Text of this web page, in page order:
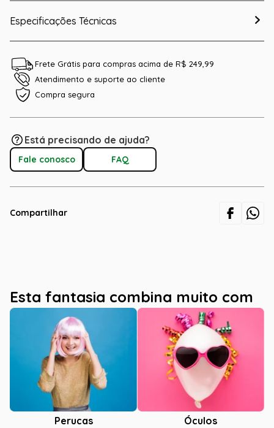
Especificações Técnicas
Frete Grátis para compras acima de R$ 249,99
Atendimento e suporte ao cliente
Compra segura
Está precisando de ajuda?
Fale conosco FAQ
Compartilhar
Esta fantasia combina muito com
Perucas Óculos